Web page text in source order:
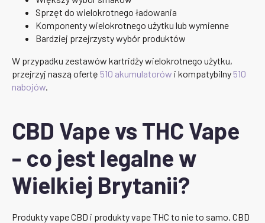
Sprzęt do wielokrotnego ładowania
Komponenty wielokrotnego użytku lub wymienne
Bardziej przejrzysty wybór produktów
W przypadku zestawów kartridży wielokrotnego użytku,
przejrzyj naszą ofertę 510 akumulatorów i kompatybilny 510
nabojów.
CBD Vape vs THC Vape
- co jest legalne w
Wielkiej Brytanii?
Produkty vape CBD i produkty vape THC to nie to samo. CBD